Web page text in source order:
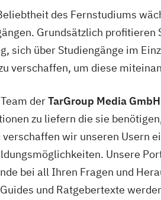
des Fernstudiums
Grundsätzlich
sich über Studiengänge im
verschaffen, um diese
derTarGroup Media GmbH
zu liefern die sie
verschaffen wir unseren Usern
Unsere
bei all Ihren Fragen und
und Ratgebertexte